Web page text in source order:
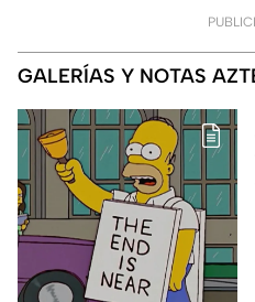
GALERÍAS Y NOTAS